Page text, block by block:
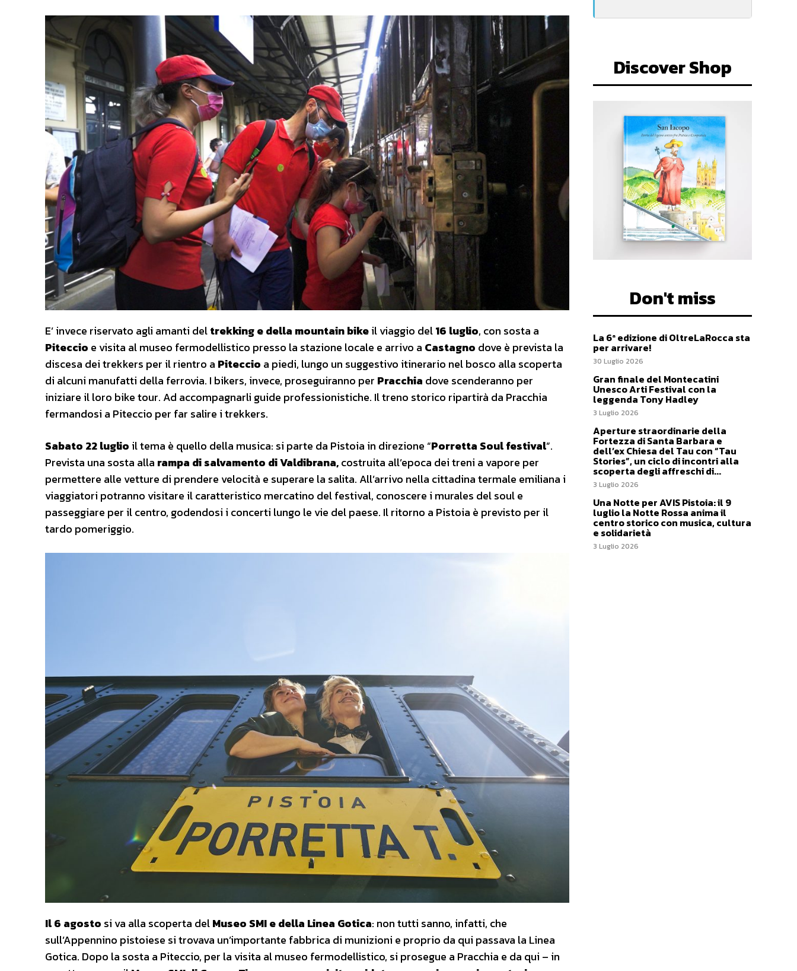
E’ invece riservato agli amanti deltrekking e della mountain bikeil viaggio del16 luglio, con sosta a
Piteccio e visita al museo fermodellistico presso la stazione locale e arrivo a Castagno dove è prevista la
discesa dei trekkers per il rientro a Piteccio a piedi, lungo un suggestivo itinerario nel bosco alla scoperta
di alcuni manufatti della ferrovia. I bikers, invece, proseguiranno per Pracchia dove scenderanno per
iniziare il loro bike tour. Ad accompagnarli guide professionistiche. Il treno storico ripartirà da Pracchia
fermandosi a Piteccio per far salire i trekkers.
Sabato 22 luglio il tema è quello della musica: si parte da Pistoia in direzione “Porretta Soul festival”.
Prevista una sosta alla rampa di salvamento di Valdibrana,costruita all’epoca dei treni a vapore per
permettere alle vetture di prendere velocità e superare la salita. All’arrivo nella cittadina termale emiliana i
viaggiatori potranno visitare il caratteristico mercatino del festival, conoscere i murales del soul e
passeggiare per il centro, godendosi i concerti lungo le vie del paese. Il ritorno a Pistoia è previsto per il
tardo pomeriggio.
Il 6 agosto si va alla scoperta delMuseo SMI e della Linea Gotica: non tutti sanno, infatti, che
sull’Appennino pistoiese si trovava un’importante fabbrica di munizioni e proprio da qui passava la Linea
Gotica. Dopo la sosta a Piteccio, per la visita al museo fermodellistico, si prosegue a Pracchia e da qui – in
Discover Shop
Don't miss
La 6ª edizione di OltreLaRocca sta
per arrivare!
30 Luglio 2026
Gran finale del Montecatini
Unesco Arti Festival con la
leggenda Tony Hadley
3 Luglio 2026
Aperture straordinarie della
Fortezza di Santa Barbara e
dell’ex Chiesa del Tau con “Tau
Stories”, un ciclo di incontri alla
scoperta degli affreschi di...
3 Luglio 2026
Una Notte per AVIS Pistoia: il 9
luglio la Notte Rossa anima il
centro storico con musica, cultura
e solidarietà
3 Luglio 2026